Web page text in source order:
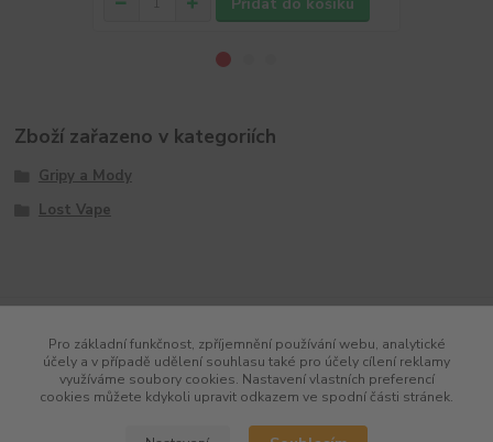
Zboží zařazeno v kategoriích
Gripy a Mody
Lost Vape
Pro základní funkčnost, zpříjemnění používání webu, analytické
účely a v případě udělení souhlasu také pro účely cílení reklamy
využíváme soubory cookies. Nastavení vlastních preferencí
cookies můžete kdykoli upravit odkazem ve spodní části stránek.